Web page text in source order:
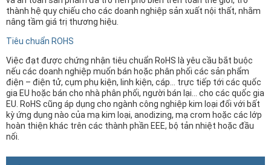
thành hệ quy chiếu cho các doanh nghiệp sản xuất nội thất, nhằm
nâng tầm giá trị thương hiệu.
Tiêu chuẩn ROHS
Việc đạt được chứng nhận tiêu chuẩn RoHS là yêu cầu bắt buộc
nếu các doanh nghiệp muốn bán hoặc phân phối các sản phẩm
điện – điện tử, cụm phụ kiện, linh kiện, cáp… trực tiếp tới các quốc
gia EU hoặc bán cho nhà phân phối, người bán lại… cho các quốc gia
EU. RoHS cũng áp dụng cho ngành công nghiệp kim loại đối với bất
kỳ ứng dụng nào của mạ kim loại, anodizing, mạ crom hoặc các lớp
hoàn thiện khác trên các thành phần EEE, bộ tản nhiệt hoặc đầu
nối.